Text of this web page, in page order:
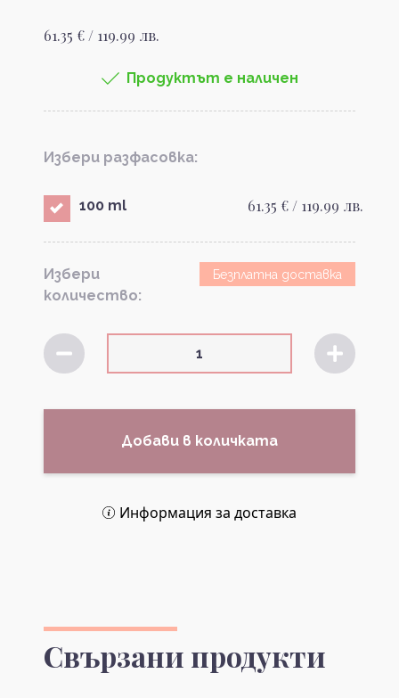
61.35 € / 119.99 лв.
Продуктът е наличен
Избери разфасовка:
100 ml 61.35 € / 119.99 лв.
Избери
количество:
Безплатна доставка
Добави в количката
Информация за доставка
Свързани продукти